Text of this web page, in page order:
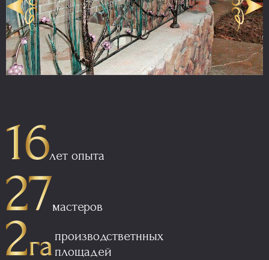
лет опыта
мастеров
производстветнных
площадей